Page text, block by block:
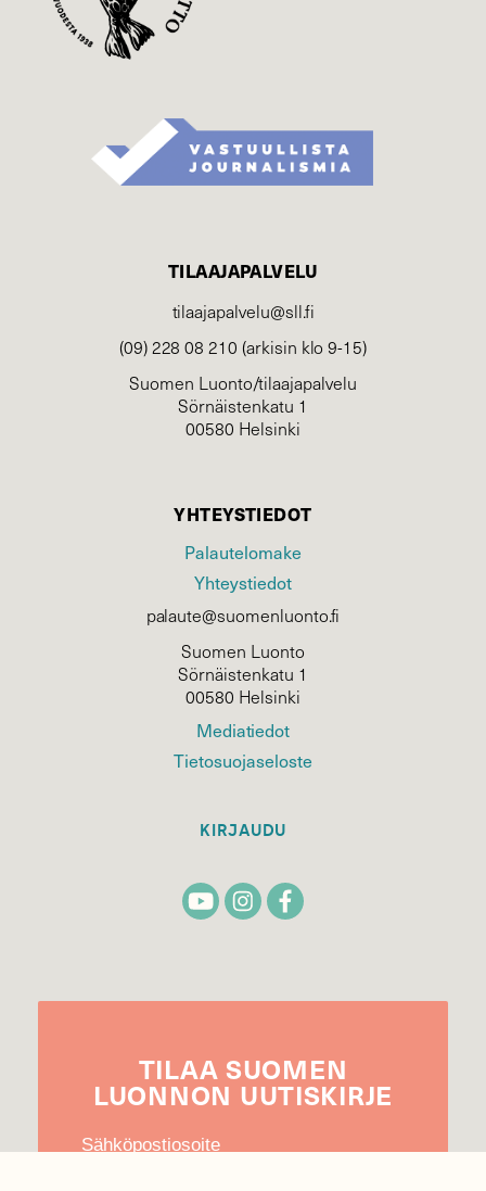
TILAAJAPALVELU
tilaajapalvelu@sll.fi
(09) 228 08 210 (arkisin klo 9-15)
Suomen Luonto/tilaajapalvelu
Sörnäistenkatu 1
00580 Helsinki
YHTEYSTIEDOT
Palautelomake
Yhteystiedot
palaute@suomenluonto.fi
Suomen Luonto
Sörnäistenkatu 1
00580 Helsinki
Mediatiedot
Tietosuojaseloste
KIRJAUDU
TILAA SUOMEN
LUONNON UUTIS­KIRJE
Sähköpostiosoite